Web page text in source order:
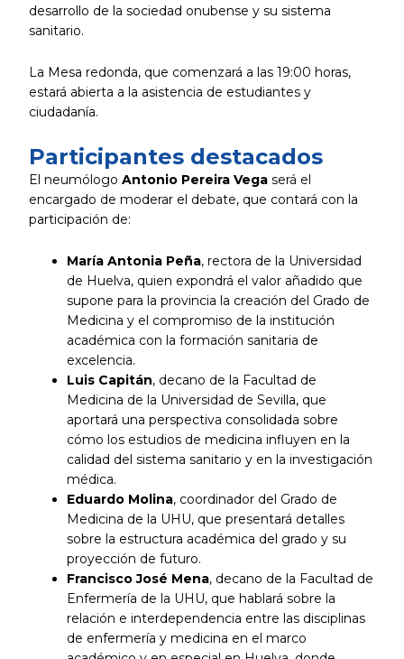
desarrollo de la sociedad onubense y su sistema
sanitario.
La Mesa redonda, que comenzará a las 19:00 horas,
estará abierta a la asistencia de estudiantes y
ciudadanía.
Participantes destacados
El neumólogo Antonio Pereira Vegaserá el
encargado de moderar el debate, que contará con la
participación de:
María Antonia Peña, rectora de la Universidad
de Huelva, quien expondrá el valor añadido que
supone para la provincia la creación del Grado de
Medicina y el compromiso de la institución
académica con la formación sanitaria de
excelencia.
Luis Capitán, decano de la Facultad de
Medicina de la Universidad de Sevilla, que
aportará una perspectiva consolidada sobre
cómo los estudios de medicina influyen en la
calidad del sistema sanitario y en la investigación
médica.
Eduardo Molina, coordinador del Grado de
Medicina de la UHU, que presentará detalles
sobre la estructura académica del grado y su
proyección de futuro.
Francisco José Mena, decano de la Facultad de
Enfermería de la UHU, que hablará sobre la
relación e interdependencia entre las disciplinas
de enfermería y medicina en el marco